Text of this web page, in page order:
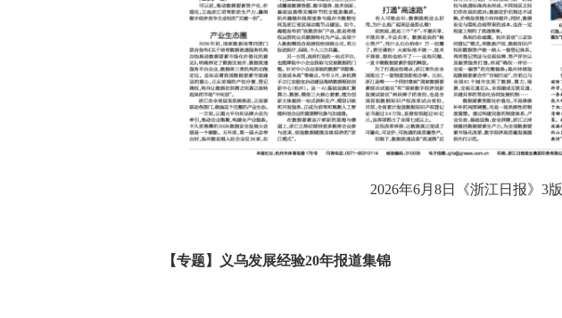
2026年6月8日《浙江日报》3版
【专题】义乌发展经验20年报道集锦